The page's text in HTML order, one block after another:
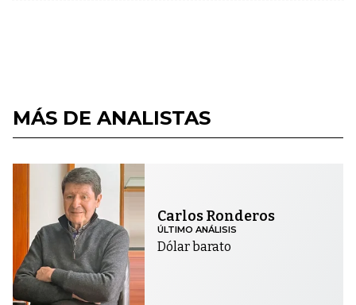
MÁS DE ANALISTAS
Carlos Ronderos
ÚLTIMO ANÁLISIS
Dólar barato